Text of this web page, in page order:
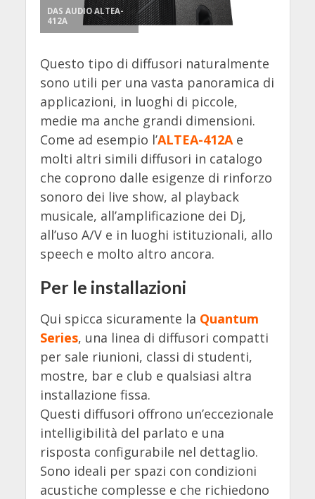
DAS AUDIO ALTEA-
412A
Questo tipo di diffusori naturalmente
sono utili per una vasta panoramica di
applicazioni, in luoghi di piccole,
medie ma anche grandi dimensioni.
Come ad esempio l’ALTEA-412Ae
molti altri simili diffusori in catalogo
che coprono dalle esigenze di rinforzo
sonoro dei live show, al playback
musicale, all’amplificazione dei Dj,
all’uso A/V e in luoghi istituzionali, allo
speech e molto altro ancora.
Per le installazioni
Qui spicca sicuramente la Quantum
Series, una linea di diffusori compatti
per sale riunioni, classi di studenti,
mostre, bar e club e qualsiasi altra
installazione fissa.
Questi diffusori offrono un’eccezionale
intelligibilità del parlato e una
risposta configurabile nel dettaglio.
Sono ideali per spazi con condizioni
acustiche complesse e che richiedono